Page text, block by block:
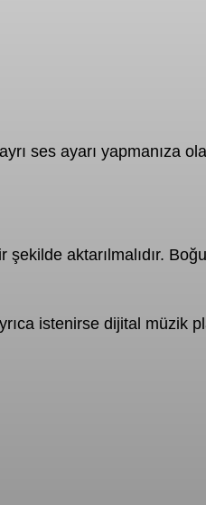
ses ayarı yapmanıza
aktarılmalıdır.
istenirse dijital müzik